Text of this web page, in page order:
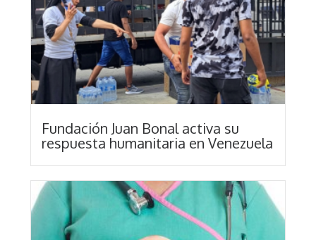
Fundación Juan Bonal activa su
respuesta humanitaria en Venezuela